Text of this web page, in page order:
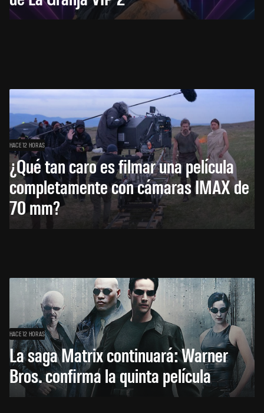
HACE 12 HORAS
¿Qué tan caro es filmar una película
completamente con cámaras IMAX de
70 mm?
HACE 12 HORAS
La saga Matrix continuará: Warner
Bros. confirma la quinta película